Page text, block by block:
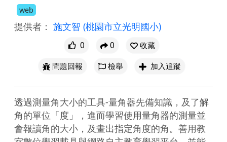
web
提供者： 施文智 (桃園市立光明國小)
0 0
收藏
問題回報
檢舉 加入追蹤
透過測量角大小的工具-量角器先備知識，及了解
角的單位「度」，進而學習使用量角器的測量並
會報讀角的大小，及畫出指定角度的角。善用教